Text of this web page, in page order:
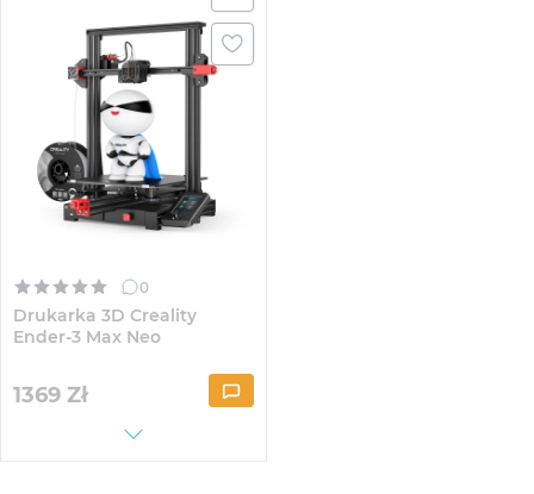
0
Drukarka 3D Creality
Ender-3 Max Neo
1369 Zł